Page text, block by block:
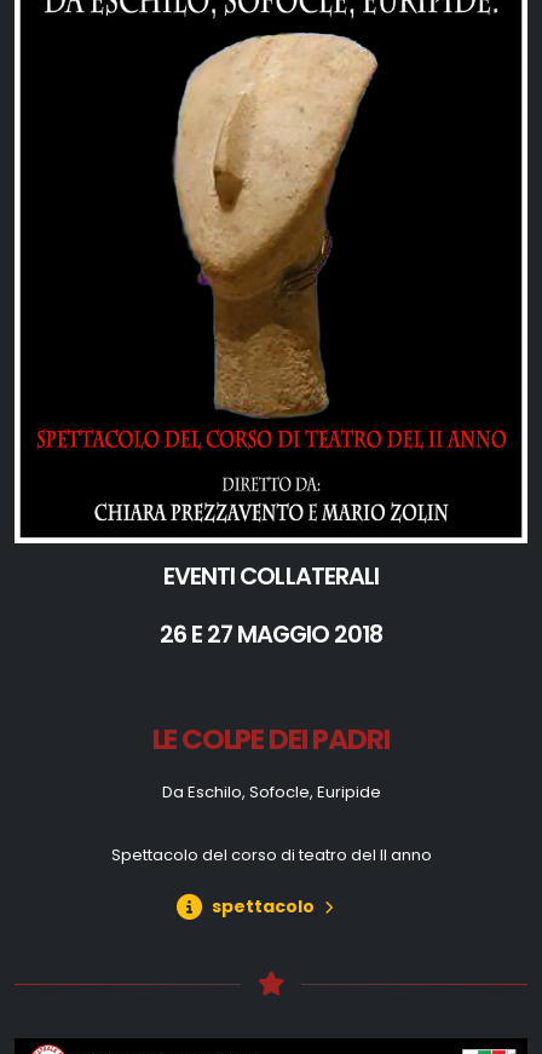
EVENTI COLLATERALI
26 E 27 MAGGIO 2018
LE COLPE DEI PADRI
Da Eschilo, Sofocle, Euripide
Spettacolo del corso di teatro del II anno
spettacolo